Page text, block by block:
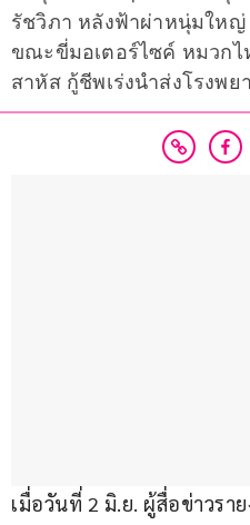
รัชวิภา หลังฟ้าผ่าหนุ่มใหญ่
ขณะขี่มอเตอร์ไซค์ หมวก
สาหัส กู้ชีพเร่งนำส่งโรงพย
เมื่อวันที่ 2 มิ.ย. ผู้สื่อข่าวรา